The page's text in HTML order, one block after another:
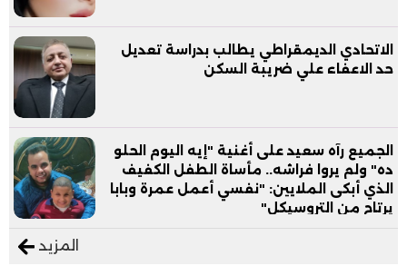
الاتحادي الديمقراطي يطالب بدراسة تعديل
حد الاعفاء علي ضريبة السكن
الجميع رآه سعيد على أغنية "إيه اليوم الحلو
ده" ولم يروا فراشه.. مأساة الطفل الكفيف
الذي أبكى الملايين: "نفسي أعمل عمرة وبابا
يرتاح من التروسيكل"
المزيد